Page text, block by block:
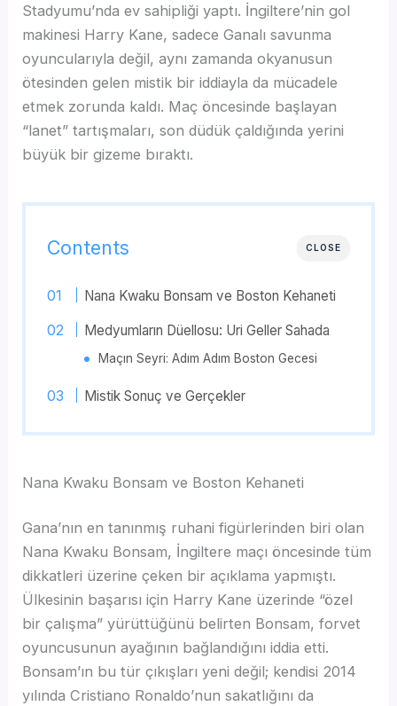
Stadyumu’nda ev sahipliği yaptı. İngiltere’nin gol
makinesi Harry Kane, sadece Ganalı savunma
oyuncularıyla değil, aynı zamanda okyanusun
ötesinden gelen mistik bir iddiayla da mücadele
etmek zorunda kaldı. Maç öncesinde başlayan
“lanet” tartışmaları, son düdük çaldığında yerini
büyük bir gizeme bıraktı.
CLOSE
Contents
Nana Kwaku Bonsam ve Boston Kehaneti
Medyumların Düellosu: Uri Geller Sahada
Maçın Seyri: Adım Adım Boston Gecesi
Mistik Sonuç ve Gerçekler
Nana Kwaku Bonsam ve Boston Kehaneti
Gana’nın en tanınmış ruhani figürlerinden biri olan
Nana Kwaku Bonsam, İngiltere maçı öncesinde tüm
dikkatleri üzerine çeken bir açıklama yapmıştı.
Ülkesinin başarısı için Harry Kane üzerinde “özel
bir çalışma” yürüttüğünü belirten Bonsam, forvet
oyuncusunun ayağının bağlandığını iddia etti.
Bonsam’ın bu tür çıkışları yeni değil; kendisi 2014
yılında Cristiano Ronaldo’nun sakatlığını da